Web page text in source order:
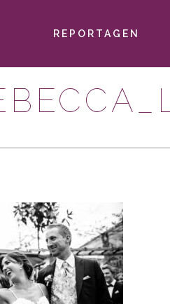
PRIMÄR-
REPORTAGEN